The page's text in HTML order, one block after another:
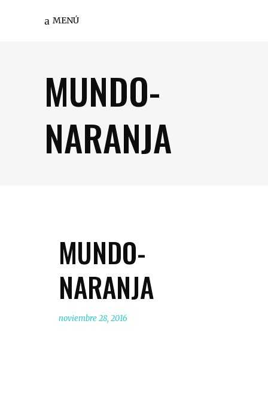
MENÚ
MUNDO-
NARANJA
MUNDO-
NARANJA
noviembre 28, 2016